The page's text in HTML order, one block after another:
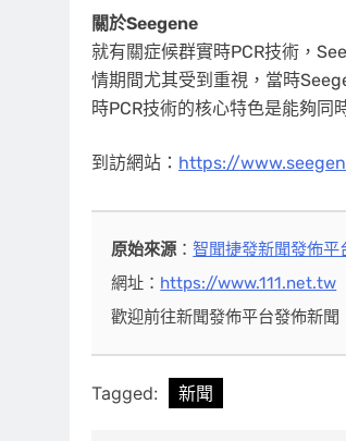
關於Seegene
就有關症候群實時PCR技術，
情期間尤其受到重視，當時
時PCR技術的核心特色是能夠同
到訪網站： https://
原始來源 ：智聞捷發新聞發佈平
網址： https://www.111.net.tw
歡迎前往新聞發佈平台發佈新聞
Tagged: 新聞